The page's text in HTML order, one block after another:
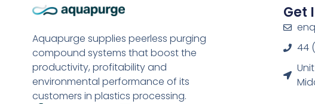
Aquapurge supplies peerless purging
compound systems that boost the
productivity, profitability and
environmental performance of its
customers in plastics processing.
Get
44